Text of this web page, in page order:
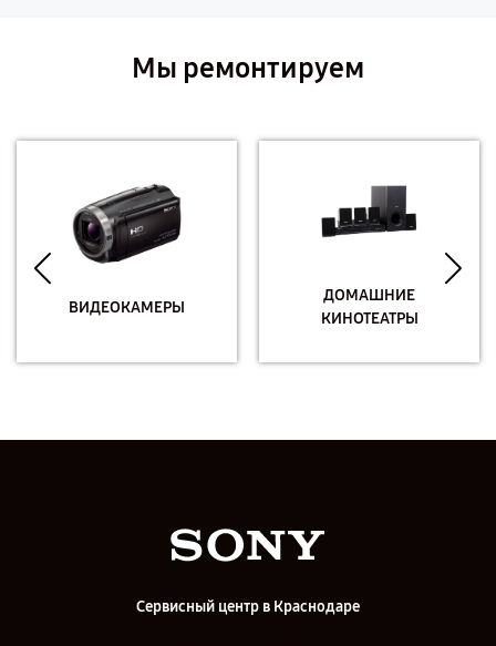
Мы ремонтируем
ВИДЕОКАМЕРЫ
ДОМАШНИЕ
КИНОТЕАТРЫ
Сервисный центр в Краснодаре